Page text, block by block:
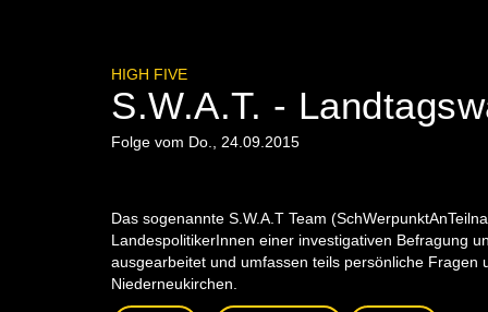
HIGH FIVE
S.W.A.T. -
Folge vom Do., 24.09.2015
Das sogenannte S.W.A.T Team
LandespolitikerInnen einer investigativen Befragung
ausgearbeitet und umfassen teils persönliche
Niederneukirchen.